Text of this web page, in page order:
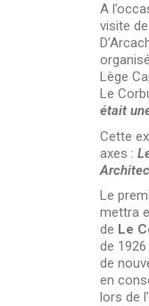
A
visite de
Lège
Le
était
Cette
axes :
Le
mettra
de Le
de
de
en
lors de